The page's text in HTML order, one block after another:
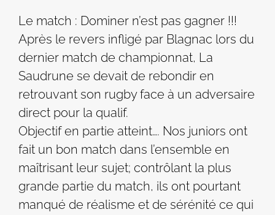
Le match : Dominer n’est pas gagner !!!
Après le revers infligé par Blagnac lors du
dernier match de championnat, La
Saudrune se devait de rebondir en
retrouvant son rugby face à un adversaire
direct pour la qualif.
Objectif en partie atteint…. Nos juniors ont
fait un bon match dans l’ensemble en
maîtrisant leur sujet; contrôlant la plus
grande partie du match, ils ont pourtant
manqué de réalisme et de sérénité ce qui